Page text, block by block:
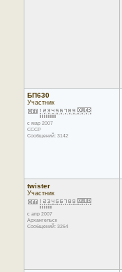
БП630
Участник
с мар 2007
CCCP
Сообщений: 3142
twister
Участник
с апр 2007
Архангельск
Сообщений: 3264